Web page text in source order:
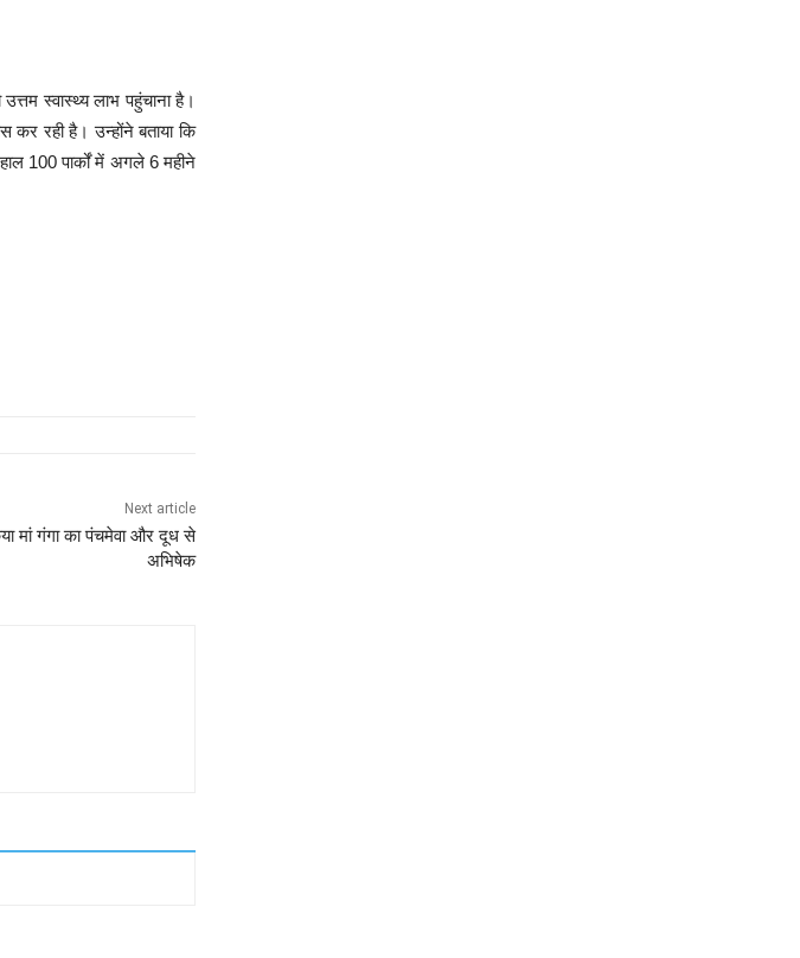
स्वास्थ्य लाभ पहुंचाना है।
कर रही है। उन्होंने बताया कि
100 पार्कों में अगले 6 महीने
Next article
मां गंगा का पंचमेवा और दूध से
अभिषेक